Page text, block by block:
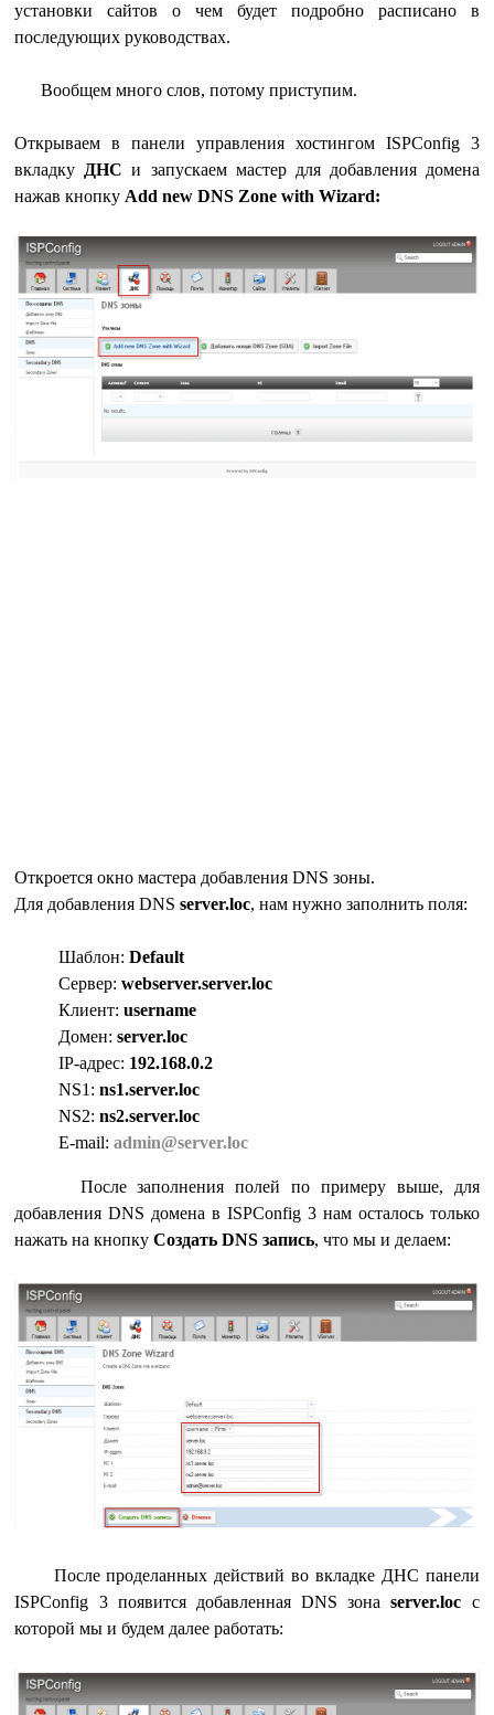
установки сайтов о чем будет подробно расписано в
последующих руководствах.
Вообщем много слов, потому приступим.
Открываем в панели управления хостингом ISPConfig 3
вкладку ДНС и запускаем мастер для добавления домена
нажав кнопку Add new DNS Zone with Wizard:
Откроется окно мастера добавления DNS зоны.
Для добавления DNSserver.loc, нам нужно заполнить поля:
Шаблон:Default
Сервер:webserver.server.loc
Клиент:username
Домен:server.loc
IP-адрес: 192.168.0.2
NS1:ns1.server.loc
NS2:ns2.server.loc
E-mail:admin@server.loc
После заполнения полей по примеру выше, для
добавления DNS домена в ISPConfig 3 нам осталось только
нажать на кнопкуСоздать DNS запись, что мы и делаем:
После проделанных действий во вкладке ДНС панели
ISPConfig 3 появится добавленная DNS зонаserver.loc c
которой мы и будем далее работать: